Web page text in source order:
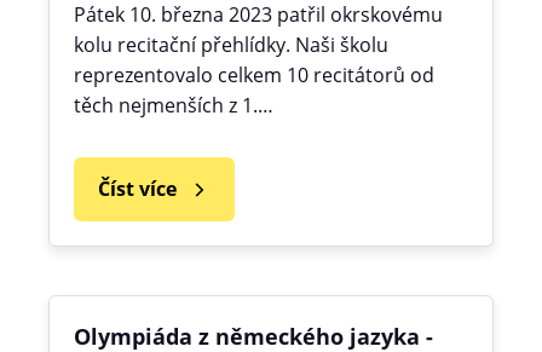
Pátek 10. března 2023 patřil okrskovému
kolu recitační přehlídky. Naši školu
reprezentovalo celkem 10 recitátorů od
těch nejmenších z 1.…
Číst více
Olympiáda z německého jazyka -